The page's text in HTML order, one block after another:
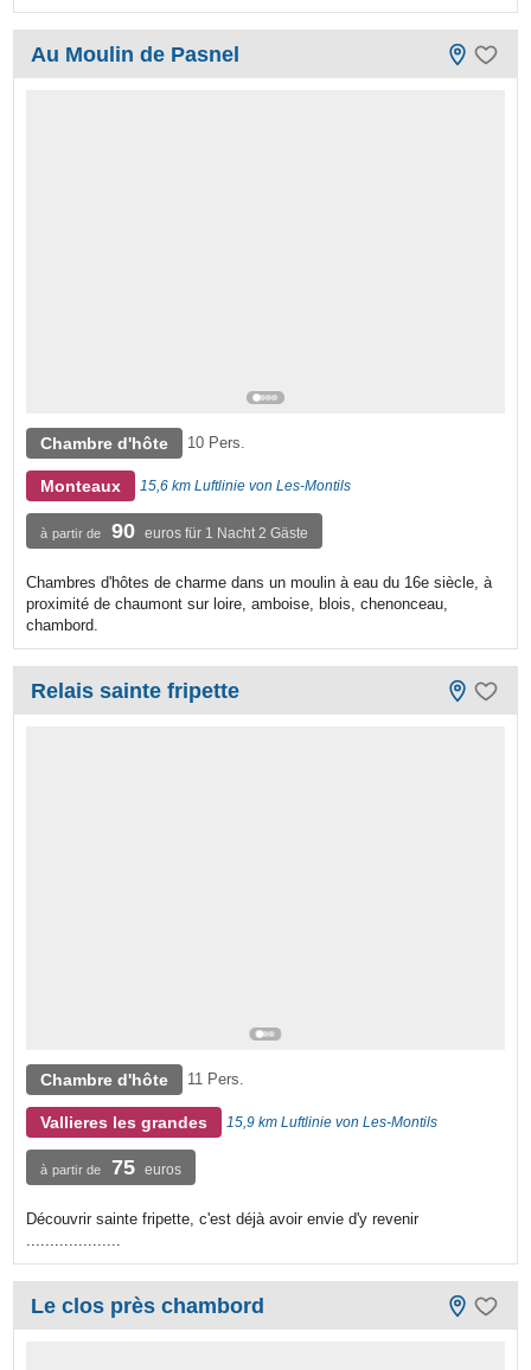
Au Moulin de Pasnel
Chambre d'hôte 10 Pers.
Monteaux 15,6 km Luftlinie von Les-Montils
à partir de 90 euros für 1 Nacht 2 Gäste
Chambres d'hôtes de charme dans un moulin à eau du 16e siècle, à
proximité de chaumont sur loire, amboise, blois, chenonceau,
chambord.
Relais sainte fripette
Chambre d'hôte 11 Pers.
Vallieres les grandes 15,9 km Luftlinie von Les-Montils
à partir de 75 euros
Découvrir sainte fripette, c'est déjà avoir envie d'y revenir
Le clos près chambord